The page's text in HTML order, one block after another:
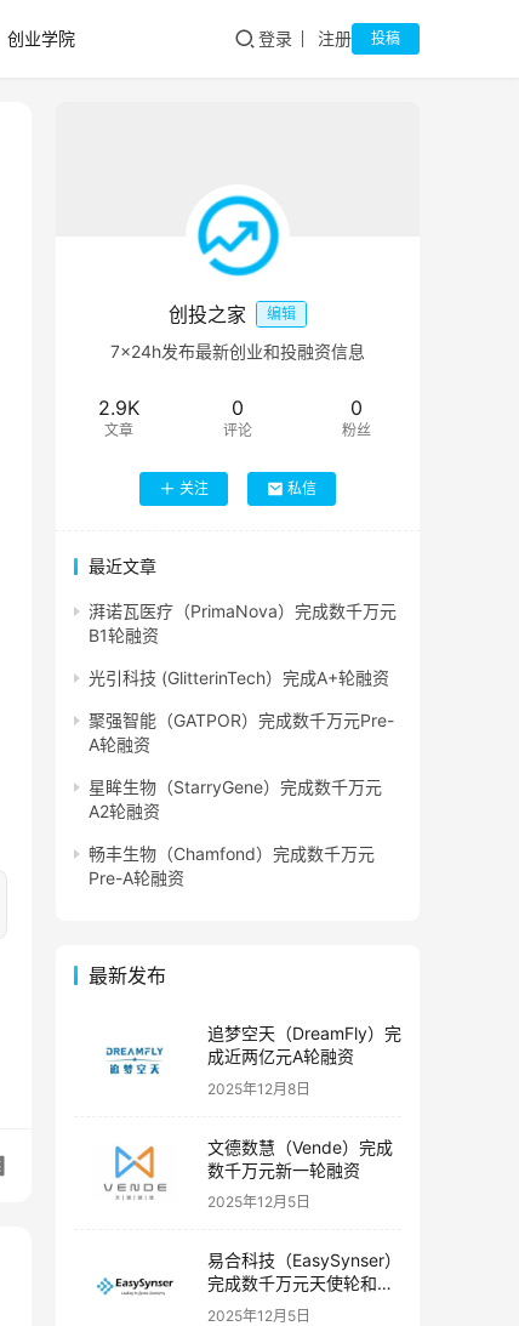
创业学院 登录 注册 投稿
创投之家 编辑
7×24h发布最新创业和投融资信息
2.9K
文章
0
评论
0
粉丝
关注 私信
最近文章
湃诺瓦医疗（PrimaNova）完成数千万元
B1轮融资
光引科技 (GlitterinTech）完成A+轮融资
聚强智能（GATPOR）完成数千万元Pre-
A轮融资
星眸生物（StarryGene）完成数千万元
A2轮融资
畅丰生物（Chamfond）完成数千万元
Pre-A轮融资
最新发布
追梦空天（DreamFly）完
成近两亿元A轮融资
2025年12月8日
文德数慧（Vende）完成
数千万元新一轮融资
2025年12月5日
易合科技（EasySynser）
完成数千万元天使轮和天
使+轮融资
2025年12月5日